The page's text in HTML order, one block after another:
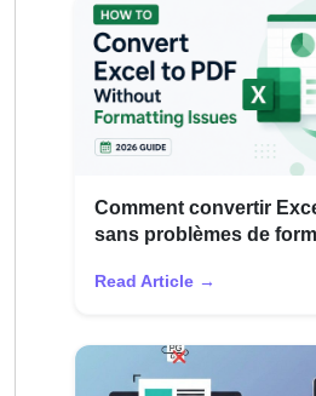
Comment convertir
sans problèmes de
Read Article →